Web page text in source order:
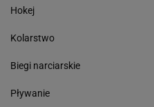
Hokej
Kolarstwo
Biegi narciarskie
Pływanie